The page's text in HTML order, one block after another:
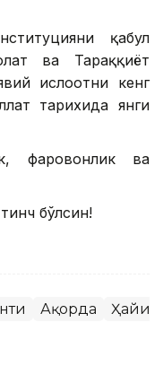
қабул
ва Тараққиёт
ислоҳотни кенг
тарихида янги
фаровонлик ва
бўлсин!
Ақорда Ҳайит